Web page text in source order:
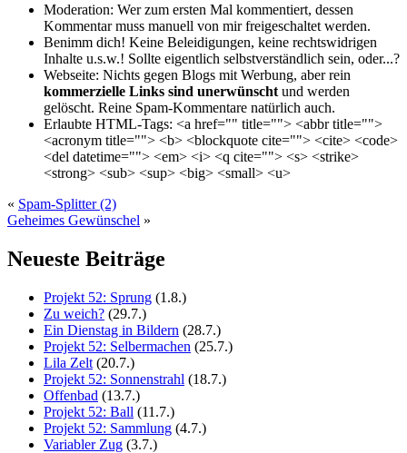
Moderation: Wer zum ersten Mal kommentiert, dessen
Kommentar muss manuell von mir freigeschaltet werden.
Benimm dich! Keine Beleidigungen, keine rechtswidrigen
Inhalte u.s.w.! Sollte eigentlich selbst­verständlich sein, oder...?
Webseite: Nichts gegen Blogs mit Werbung, aber rein
kommerzielle Links sind unerwünscht und werden
gelöscht. Reine Spam-Kommentare natürlich auch.
Erlaubte HTML-Tags: <a href="" title=""> <abbr title="">
<acronym title=""> <b> <blockquote cite=""> <cite> <code>
<del datetime=""> <em> <i> <q cite=""> <s> <strike>
<strong> <sub> <sup> <big> <small> <u>
« Spam-Splitter (2)
Geheimes Gewünschel »
Neueste Beiträge
Projekt 52: Sprung (1.8.)
Zu weich? (29.7.)
Ein Dienstag in Bildern (28.7.)
Projekt 52: Selbermachen (25.7.)
Lila Zelt (20.7.)
Projekt 52: Sonnenstrahl (18.7.)
Offenbad (13.7.)
Projekt 52: Ball (11.7.)
Projekt 52: Sammlung (4.7.)
Variabler Zug (3.7.)